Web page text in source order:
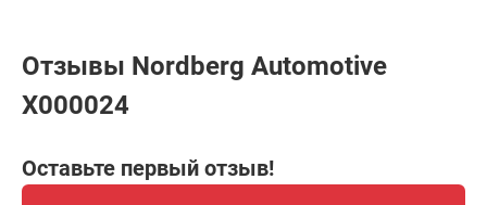
Отзывы Nordberg Automotive
X000024
Оставьте первый отзыв!